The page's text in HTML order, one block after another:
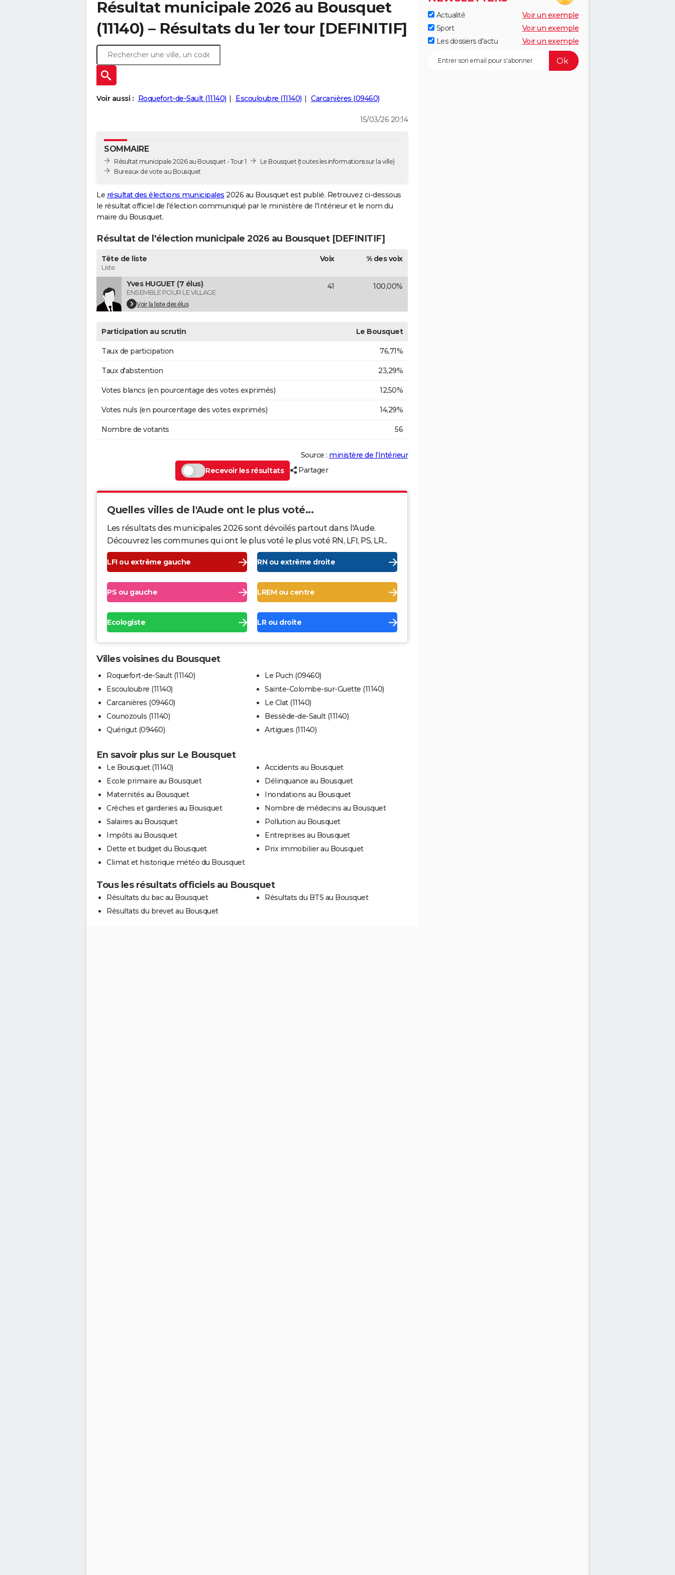
Résultat municipale 2026 au Bousquet
(11140) – Résultats du 1er tour [DEFINITIF]
Voir aussi : Roquefort-de-Sault (11140) Escouloubre (11140) Carcanières (09460)
15/03/26 20:14
SOMMAIRE
Résultat municipale 2026 au Bousquet - Tour 1
Bureaux de vote au Bousquet
Le Bousquet (toutes les informations sur la ville)
Le résultat des élections municipales 2026 au Bousquet est publié. Retrouvez ci-dessous
le résultat officiel de l'élection communiqué par le ministère de l'Intérieur et le nom du
maire du Bousquet.
Résultat de l'élection municipale 2026 au Bousquet [DEFINITIF]
Tête de liste
Liste
Voix % des voix
Yves HUGUET (7 élus)
ENSEMBLE POUR LE VILLAGE
Voir la liste des élus
41 100,00%
Participation au scrutin Le Bousquet
Taux de participation 76,71%
Taux d'abstention 23,29%
Votes blancs (en pourcentage des votes exprimés) 12,50%
Votes nuls (en pourcentage des votes exprimés) 14,29%
Nombre de votants 56
Source : ministère de l’Intérieur
Recevoir les résultats
Partager
Quelles villes de l'Aude ont le plus voté...
Les résultats des municipales 2026 sont dévoilés partout dans l'Aude.
Découvrez les communes qui ont le plus voté le plus voté RN, LFI, PS, LR...
LFI ou extrême gauche RN ou extrême droite
PS ou gauche LREM ou centre
Ecologiste LR ou droite
Villes voisines du Bousquet
Roquefort-de-Sault (11140)
Escouloubre (11140)
Carcanières (09460)
Counozouls (11140)
Quérigut (09460)
Le Puch (09460)
Sainte-Colombe-sur-Guette (11140)
Le Clat (11140)
Bessède-de-Sault (11140)
Artigues (11140)
En savoir plus sur Le Bousquet
Le Bousquet (11140)
Ecole primaire au Bousquet
Maternités au Bousquet
Crèches et garderies au Bousquet
Salaires au Bousquet
Impôts au Bousquet
Dette et budget du Bousquet
Climat et historique météo du Bousquet
Accidents au Bousquet
Délinquance au Bousquet
Inondations au Bousquet
Nombre de médecins au Bousquet
Pollution au Bousquet
Entreprises au Bousquet
Prix immobilier au Bousquet
Tous les résultats officiels au Bousquet
Résultats du bac au Bousquet
Résultats du brevet au Bousquet
Résultats du BTS au Bousquet
Actualité
Voir un exemple
Sport
Voir un exemple
Les dossiers d'actu
Voir un exemple